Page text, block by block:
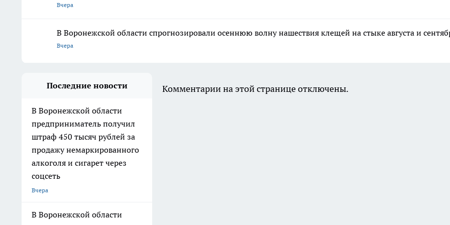
Вчера
В Воронежской области спрогнозировали осеннюю волну нашествия клещей на стыке августа и
Вчера
Последние новости
В Воронежской области
предприниматель получил
штраф 450 тысяч рублей за
продажу немаркированного
алкоголя и сигарет через
соцсеть
Вчера
В Воронежской области
Комментарии на этой странице отключены.